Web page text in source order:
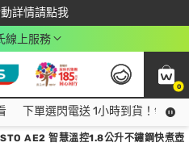
詳情請點我
最高回饋$350
線上服務
0
下單選閃電送 1小時到貨！領神
AE2 智慧溫控1.8公升不鏽鋼快煮壺